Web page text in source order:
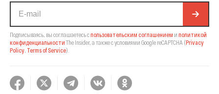
Подписываясь, вы соглашаетесь спользовательским соглашением и политикой
конфиденциальности The Insider, а также с условиями Google reCAPTCHA (Privacy
Policy, Terms of Service).